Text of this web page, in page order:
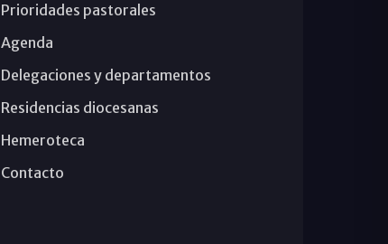
Prioridades pastorales
Agenda
Delegaciones y departamentos
Residencias diocesanas
Hemeroteca
Contacto